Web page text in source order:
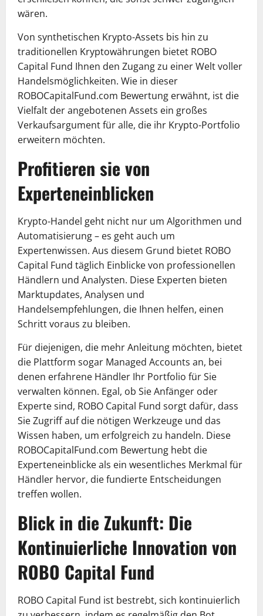
wären.
Von synthetischen Krypto-Assets bis hin zu
traditionellen Kryptowährungen bietet ROBO
Capital Fund Ihnen den Zugang zu einer Welt voller
Handelsmöglichkeiten. Wie in dieser
ROBOCapitalFund.com Bewertung erwähnt, ist die
Vielfalt der angebotenen Assets ein großes
Verkaufsargument für alle, die ihr Krypto-Portfolio
erweitern möchten.
Profitieren sie von
Experteneinblicken
Krypto-Handel geht nicht nur um Algorithmen und
Automatisierung – es geht auch um
Expertenwissen. Aus diesem Grund bietet ROBO
Capital Fund täglich Einblicke von professionellen
Händlern und Analysten. Diese Experten bieten
Marktupdates, Analysen und
Handelsempfehlungen, die Ihnen helfen, einen
Schritt voraus zu bleiben.
Für diejenigen, die mehr Anleitung möchten, bietet
die Plattform sogar Managed Accounts an, bei
denen erfahrene Händler Ihr Portfolio für Sie
verwalten können. Egal, ob Sie Anfänger oder
Experte sind, ROBO Capital Fund sorgt dafür, dass
Sie Zugriff auf die nötigen Werkzeuge und das
Wissen haben, um erfolgreich zu handeln. Diese
ROBOCapitalFund.com Bewertung hebt die
Experteneinblicke als ein wesentliches Merkmal für
Händler hervor, die fundierte Entscheidungen
treffen wollen.
Blick in die Zukunft: Die
Kontinuierliche Innovation von
ROBO Capital Fund
ROBO Capital Fund ist bestrebt, sich kontinuierlich